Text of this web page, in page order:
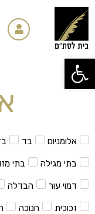
פתח סרגל נגישות
דילוג
לתוכן
אלומניום בד
בתי מגילה בתי
דמוי עור הבדלה
זכוכית חנוכה